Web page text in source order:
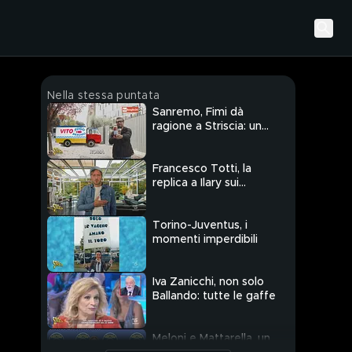
Nella stessa puntata
Sanremo, Fimi dà
ragione a Striscia: un
Francesco Totti, la
replica a Ilary sui
Torino-Juventus, i
momenti imperdibili
Iva Zanicchi, non solo
Ballando: tutte le gaffe
Meloni e Mattarella, un